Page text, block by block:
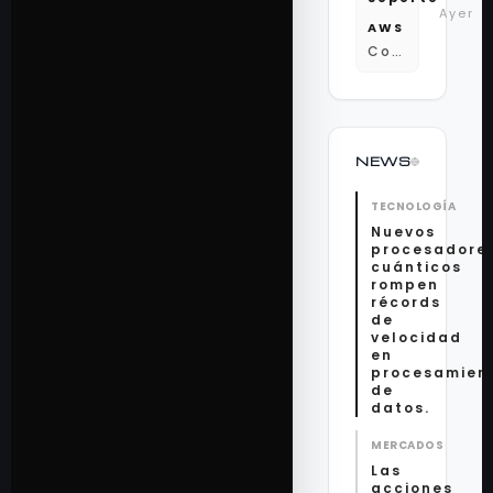
AWS
Ayer
Confirmación de mantenimiento programado del servidor de BD...
NEWS
TECNOLOGÍA
Nuevos
cuánticos
rompen
récords
de
velocidad
en
de
datos.
MERCADOS
Las
acciones